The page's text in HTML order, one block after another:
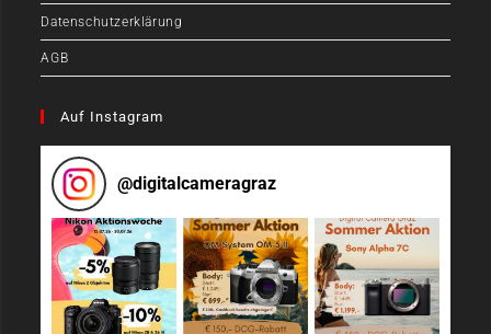
Datenschutzerklärung
AGB
Auf Instagram
@digitalcameragraz